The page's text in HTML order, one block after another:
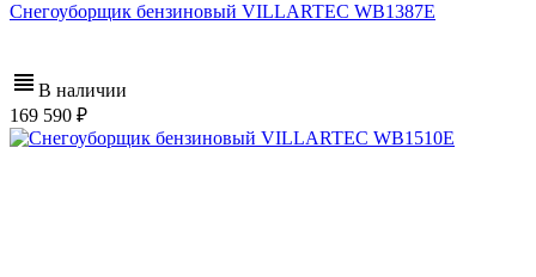
Снегоуборщик бензиновый VILLARTEC WB1387E
В наличии
169 590